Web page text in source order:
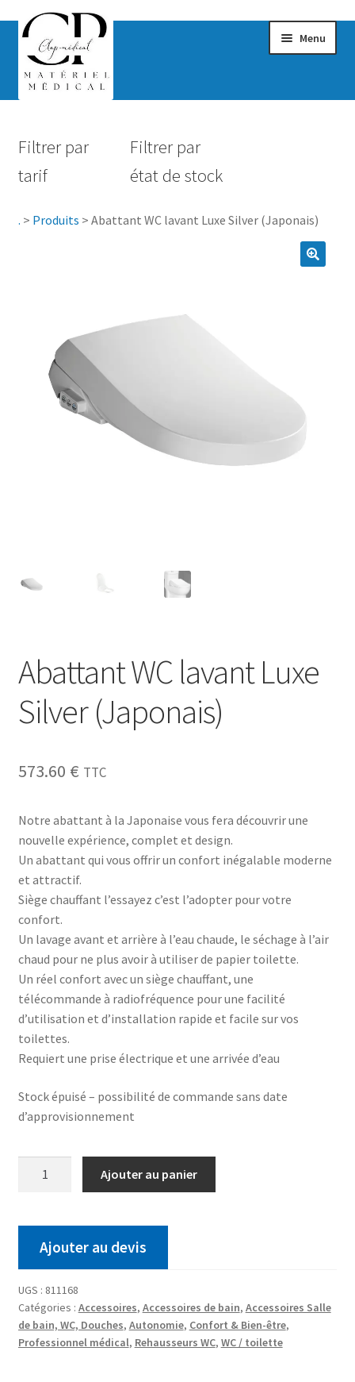
Menu
Hygiène
Vêtements & Chaussures
Sécurité
Filtrer par
tarif
Filtrer par
état de stock
. > Produits > Abattant WC lavant Luxe Silver (Japonais)
Abattant WC lavant Luxe
Silver (Japonais)
573.60 € TTC
Notre abattant à la Japonaise vous fera découvrir une
nouvelle expérience, complet et design.
Un abattant qui vous offrir un confort inégalable moderne
et attractif.
Siège chauffant l’essayez c’est l’adopter pour votre
confort.
Un lavage avant et arrière à l’eau chaude, le séchage à l’air
chaud pour ne plus avoir à utiliser de papier toilette.
Un réel confort avec un siège chauffant, une
télécommande à radiofréquence pour une facilité
d’utilisation et d’installation rapide et facile sur vos
toilettes.
Requiert une prise électrique et une arrivée d’eau
Stock épuisé – possibilité de commande sans date
d’approvisionnement
Ajouter au panier
Ajouter au devis
UGS : 811168
Catégories : Accessoires, Accessoires de bain, Accessoires Salle
de bain, WC, Douches, Autonomie, Confort & Bien-être,
Professionnel médical, Rehausseurs WC, WC / toilette